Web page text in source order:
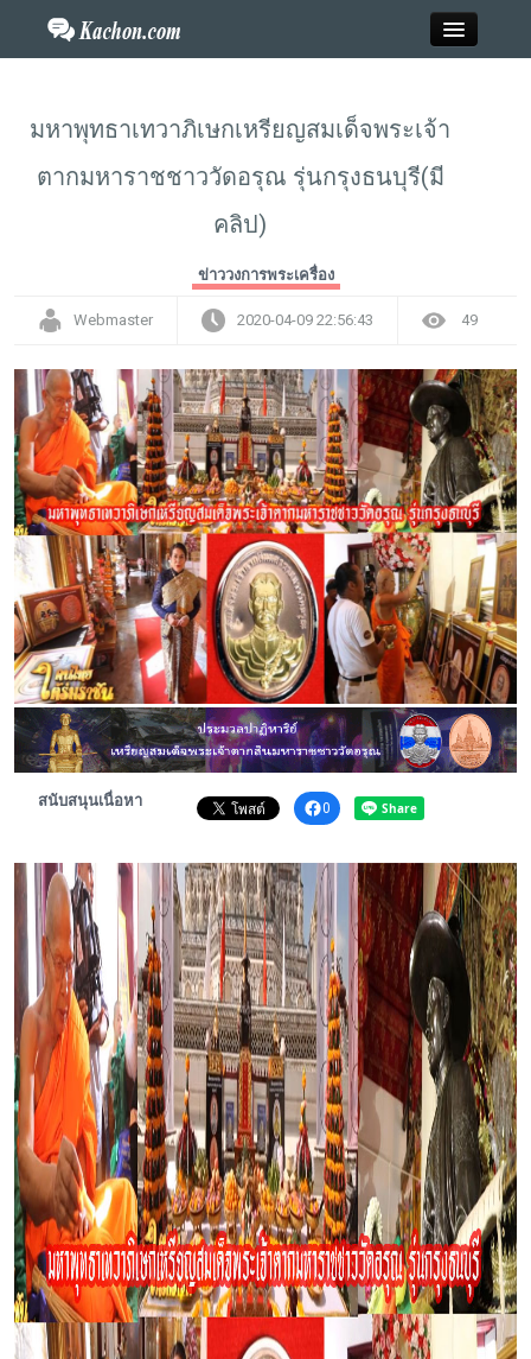
Home
ไลฟ์สไตล์
สังคมออนไลน์
พระดอทกะฉ่อน
กะฉ่อนช้อปปิ้ง
ติดต่อ
มหาพุทธาเทวาภิเษกเหรียญสมเด็จพระเจ้า
ตากมหาราชชาววัดอรุณ รุ่นกรุงธนบุรี(มี
คลิป)
ข่าววงการพระเครื่อง
Webmaster 2020-04-09 22:56:43 49
สนับสนุนเนื่อหา 0